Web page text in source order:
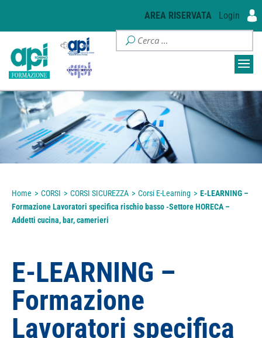
AREA RISERVATA Login
Home > CORSI > CORSI SICUREZZA > Corsi E-Learning > E-LEARNING –
Formazione Lavoratori specifica rischio basso -Settore HORECA –
Addetti cucina, bar, camerieri
E-LEARNING –
Formazione
Lavoratori specifica